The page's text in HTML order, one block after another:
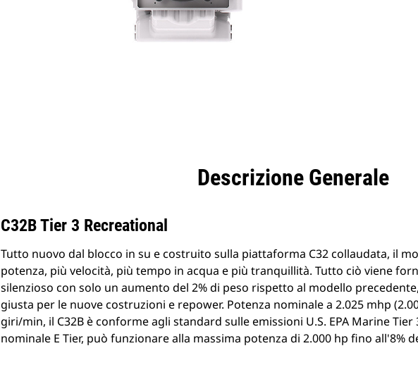
Descrizione Generale
C32B Tier 3 Recreational
Tutto nuovo dal blocco in su e costruito sulla piattaforma C32 collaudata, il
potenza, più velocità, più tempo in acqua e più tranquillità. Tutto ciò viene
silenzioso con solo un aumento del 2% di peso rispetto al modello
giusta per le nuove costruzioni e repower. Potenza nominale a 2.025 mhp
giri/min, il C32B è conforme agli standard sulle emissioni U.S. EPA Marine
nominale E Tier, può funzionare alla massima potenza di 2.000 hp fino all'8%